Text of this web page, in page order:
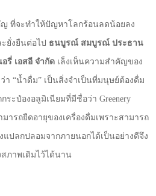
ญ ที่จะทำให้ปัญหาโลกร้อนลดน้อยลง
ยั่งยืนต่อไป ธนบูรณ์ สมบูรณ์ ประธาน
รี่ เอสอี จำกัด เล็งเห็นความสำคัญของ
า “น้ำดื่ม” เป็นสิ่งจำเป็นที่มนุษย์ต้องดื่ม
ระป๋องอลูมิเนียมที่มีชื่อว่า Greenery
มารถยืดอายุของเครื่องดื่มเพราะสามารถ
ปลกปลอมจากภายนอกได้เป็นอย่างดีจึง
ภาพเดิมไว้ได้นาน